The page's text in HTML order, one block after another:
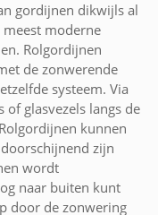
gordijnen dikwijls al
moderne
Rolgordijnen
de zonwerende
systeem. Via
of glasvezels langs de
kunnen
zijn
wordt
naar buiten kunt
door de zonwering